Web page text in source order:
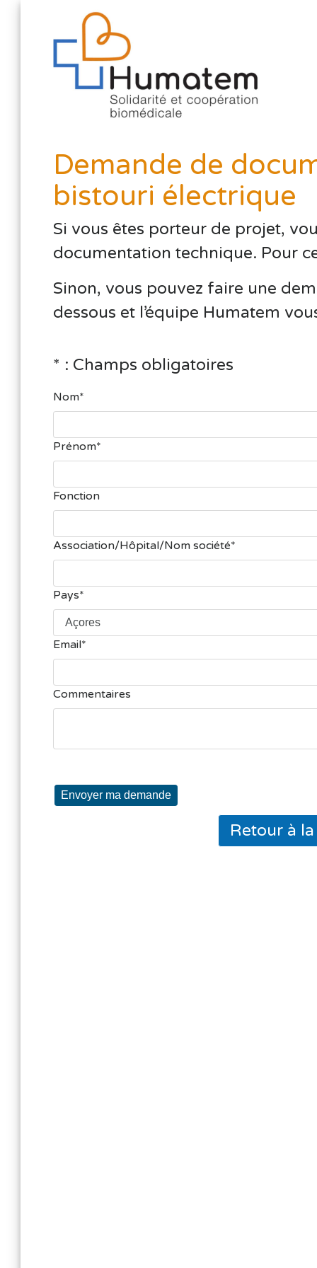
Demande de
bistouri électrique
Si vous êtes porteur de projet,
documentation technique. Pour
Sinon, vous pouvez faire une
dessous et l’équipe Humatem
* : Champs obligatoires
Nom
Prénom
Fonction
Association/Hôpital/Nom société
Pays
Email
Commentaires
Envoyer ma demande
Retour à